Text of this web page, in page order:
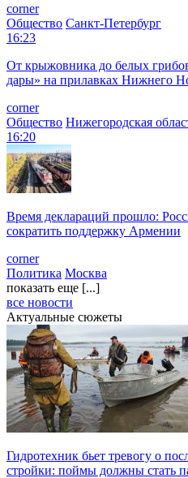
corner
Общество Санкт-Петербург
16:23
От крыжовника до белых
дары» на прилавках Нижнего
corner
Общество Нижегородская
16:20
Время деклараций прошло:
сократить поддержку Армении
corner
Политика Москва
показать еще [...]
все новости
Актуальные сюжеты
Гидротехник бьет тревогу о
стройки: поймы должны стать